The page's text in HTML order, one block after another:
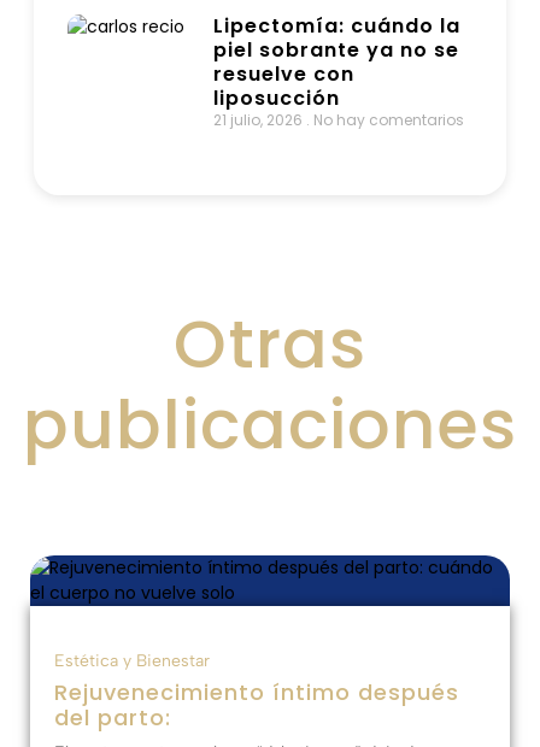
Lipectomía: cuándo la
piel sobrante ya no se
resuelve con
liposucción
21 julio, 2026 No hay comentarios
Otras
publicaciones
Estética y Bienestar
Rejuvenecimiento íntimo después
del parto: